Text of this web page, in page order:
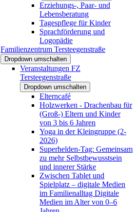
Erziehungs-, Paar- und
Lebensberatung
Tagespflege für Kinder
Sprachförderung und
Logopädie
Familienzentrum Tersteegenstraße
Dropdown umschalten
Veranstaltungen FZ
Tersteegenstraße
Dropdown umschalten
Elterncafé
Holzwerken - Drachenbau für
(Groß-) Eltern und Kinder
von 3 bis 6 Jahren
Yoga in der Kleingruppe (2-
2026)
Superhelden-Tag: Gemeinsam
zu mehr Selbstbewusstsein
und innerer Stärke
Zwischen Tablet und
Spielplatz – digitale Medien
im Familienalltag Digitale
Medien im Alter von 0–6